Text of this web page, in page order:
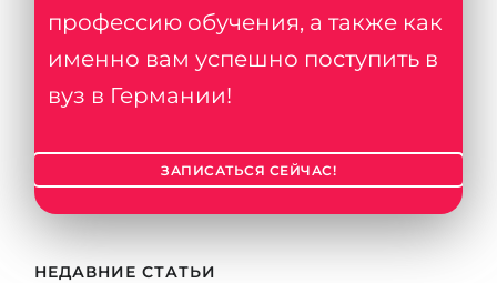
профессию обучения, а также как
именно вам успешно поступить в
вуз в Германии!
ЗАПИСАТЬСЯ СЕЙЧАС!
НЕДАВНИЕ СТАТЬИ